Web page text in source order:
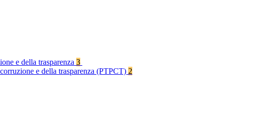
e della trasparenza 3
e della trasparenza (PTPCT) 2